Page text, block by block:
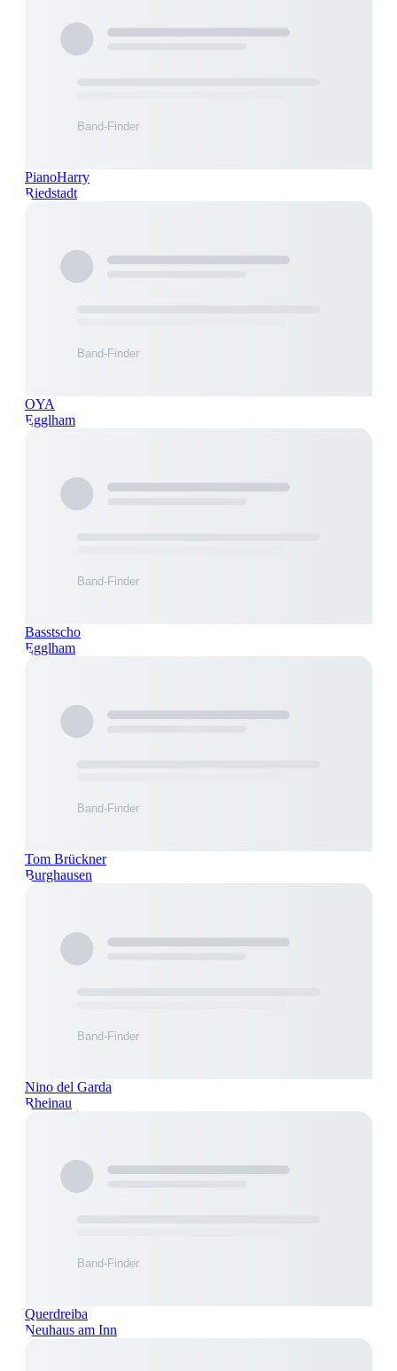
PianoHarry
Riedstadt
OYA
Egglham
Basstscho
Egglham
Tom Brückner
Burghausen
Nino del Garda
Rheinau
Querdreiba
Neuhaus am Inn